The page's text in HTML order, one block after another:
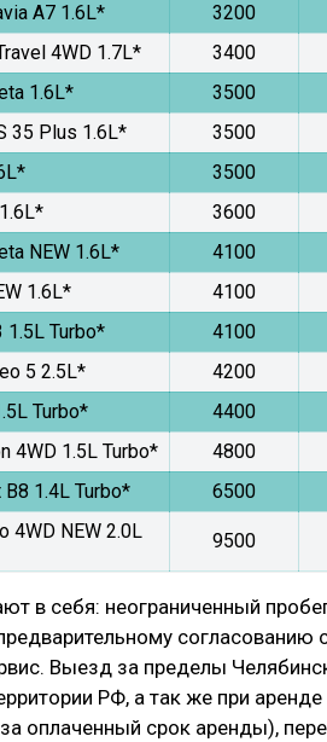
A7 1.6L* 3200
4WD 1.7L* 3400
1.6L* 3500
35 Plus 1.6L* 3500
3500
3600
NEW 1.6L* 4100
1.6L* 4100
Turbo* 4100
5 2.5L* 4200
Turbo* 4400
4WD 1.5L Turbo* 4800
1.4L Turbo* 6500
4WD NEW 2.0L
9500
в себя: неограниченный
Выезд за пределы
РФ, а так же при
оплаченный срок аренды),